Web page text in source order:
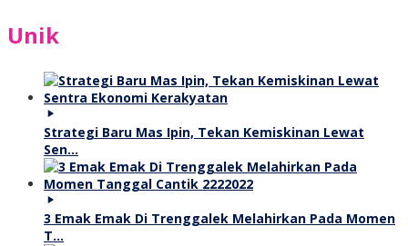
Unik
Strategi Baru Mas Ipin, Tekan Kemiskinan Lewat
Sen…
3 Emak Emak Di Trenggalek Melahirkan Pada Momen
T…